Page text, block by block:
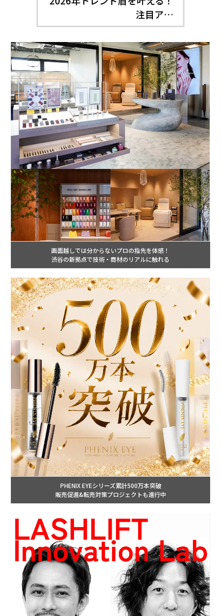
注目ア…
画面越しでは分からないプロの指先を体感！
渋谷の新拠点で技術・商材のリアルに触れる
PHENIX EYEシリーズ累計500万本突破
販売促進&転売対策プロジェクトも進行中